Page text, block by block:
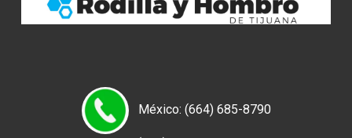
México: (664) 685-8790